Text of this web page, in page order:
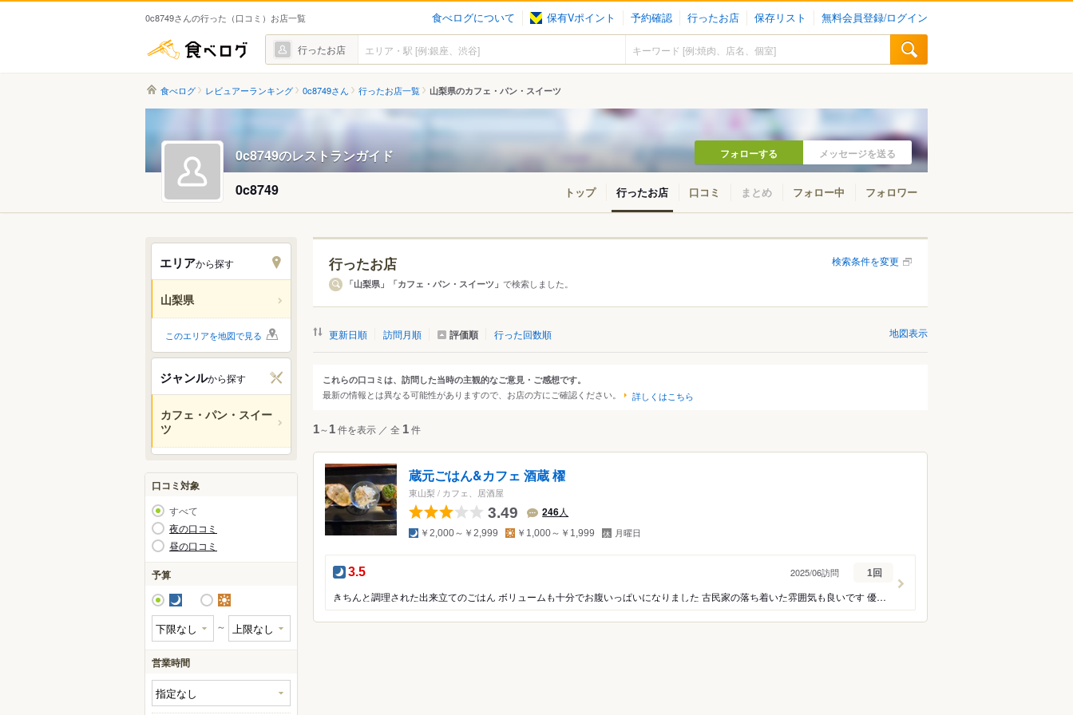
0c8749さんの行った（口コミ）お店一覧 食べログについて 保有Vポイント 予約確認 行ったお店 保存リスト 無料会員登録/ログイン
食べログ 行ったお店
食べログ レビュアーランキング 0c8749さん 行ったお店一覧 山梨県のカフェ・パン・スイーツ
0c8749のレストランガイド フォローする メッセージを送る
0c8749 トップ 行ったお店 口コミ まとめ フォロー中 フォロワー
エリアから探す
山梨県
エリアから探す
甲府・山梨・笛吹
北杜・小淵沢・南アルプス
富士五湖・忍野・富士吉田
大月・都留・道志
このエリアを地図で見る
ジャンルから探す
カフェ・パン・スイー
ツ
ジャンルから探す
すべて カフェ・パン・スイーツ
カフェ・喫茶店
スイーツ
パン・サンドイッチ
口コミ対象
すべて
夜の口コミ
昼の口コミ
予算
夜 昼
～
営業時間
行ったお店 検索条件を変更
「山梨県」「カフェ・パン・スイーツ」で検索しました。
更新日順 訪問月順 評価順 行った回数順 地図表示
これらの口コミは、訪問した当時の主観的なご意見・ご感想です。
最新の情報とは異なる可能性がありますので、お店の方にご確認ください。 詳しくはこちら
1～1件を表示 ／ 全 1件
蔵元ごはん&カフェ 酒蔵 櫂
東山梨 / カフェ、居酒屋
3.49 246人
夜 ￥2,000～￥2,999 昼 ￥1,000～￥1,999 定
休
日
月曜日
夜の点数：
3.5
きちんと調理された出来立てのごはん ボリュームも十分でお腹いっぱいになりました 古民家の落ち着いた雰囲気も良いです 優しい味なので、濃い目の味付けが好きな人には物足りないかも 私はまたごはん食べに行きたいです
2025/06訪問 1回